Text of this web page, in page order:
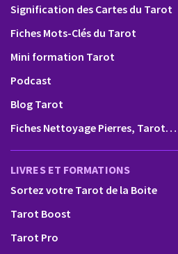
Signification des Cartes du Tarot
Fiches Mots-Clés du Tarot
Mini formation Tarot
Podcast
Blog Tarot
Fiches Nettoyage Pierres, Tarot…
LIVRES ET FORMATIONS
Sortez votre Tarot de la Boite
Tarot Boost
Tarot Pro